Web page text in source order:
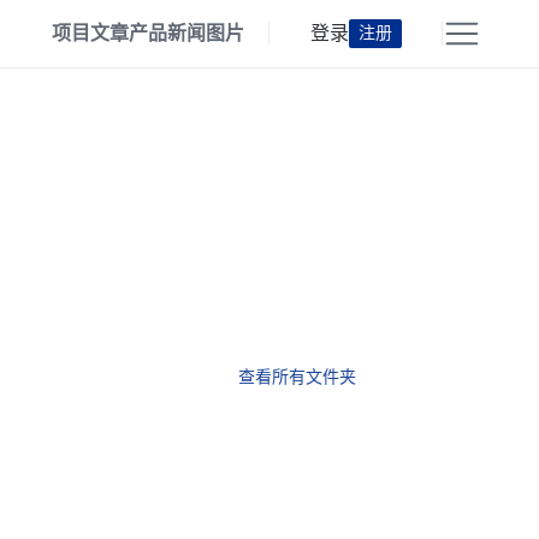
项目文章产品新闻 图片 登录 注册
查看所有文件夹